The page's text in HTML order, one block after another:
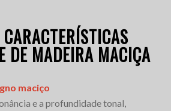
DE MADEIRA MACIÇA
maciço
e a profundidade tonal,